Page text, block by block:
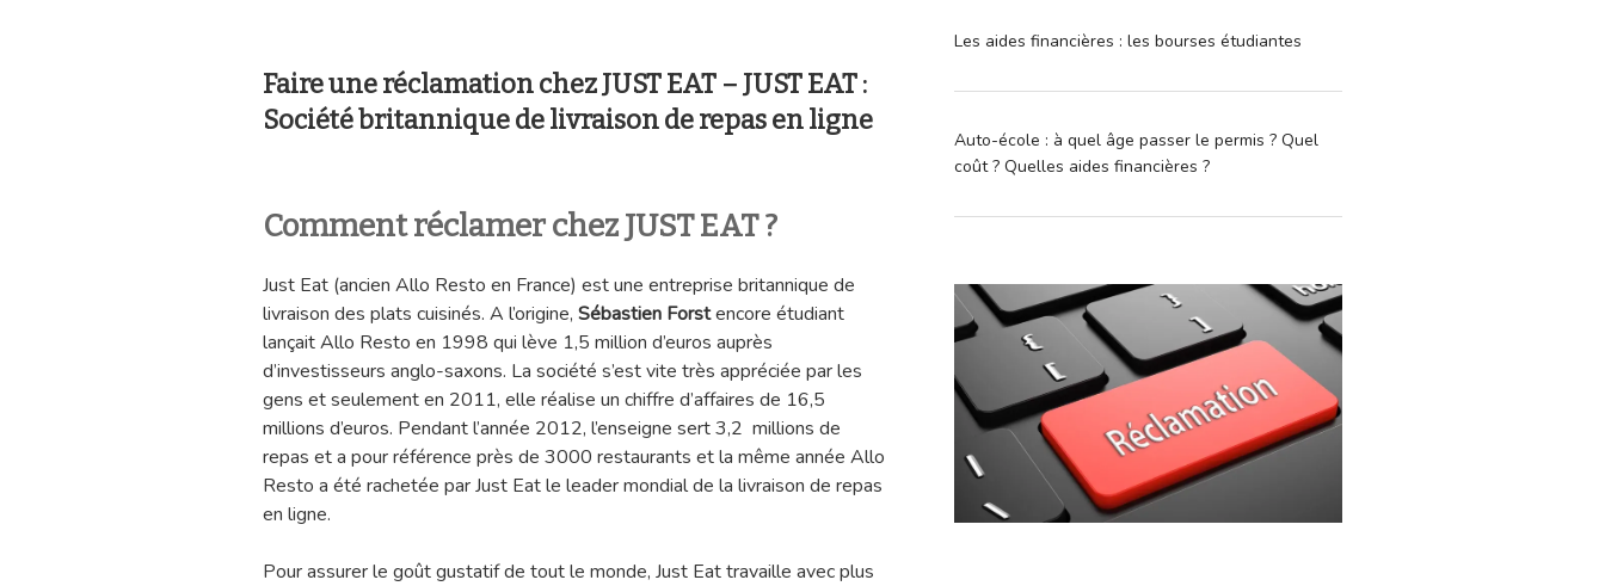
Faire une réclamation chez JUST EAT – JUST EAT :
Société britannique de livraison de repas en ligne
Comment réclamer chez JUST EAT ?
Just Eat (ancien Allo Resto en France) est une entreprise britannique de
livraison des plats cuisinés. A l’origine, Sébastien Forstencore étudiant
lançait Allo Resto en 1998 qui lève 1,5 million d’euros auprès
d’investisseurs anglo-saxons. La société s’est vite très appréciée par les
gens et seulement en 2011, elle réalise un chiffre d’affaires de 16,5
millions d’euros. Pendant l’année 2012, l’enseigne sert 3,2 millions de
repas et a pour référence près de 3000 restaurants et la même année Allo
Resto a été rachetée par Just Eat le leader mondial de la livraison de repas
en ligne.
Pour assurer le goût gustatif de tout le monde, Just Eat travaille avec plus
Les aides financières : les bourses étudiantes
Auto-école : à quel âge passer le permis ? Quel
coût ? Quelles aides financières ?